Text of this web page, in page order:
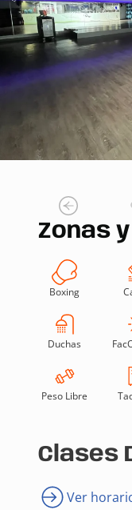
Zonas
Boxing
Duchas
Peso Libre
Clases
Ver